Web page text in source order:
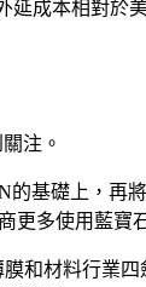
成本相對於
注。
基礎上，再
更多使用藍寶
和材料行業